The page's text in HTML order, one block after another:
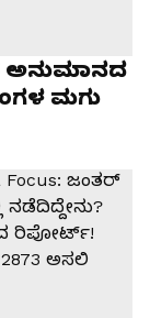
ಅನುಮಾನದ
ಮಗು